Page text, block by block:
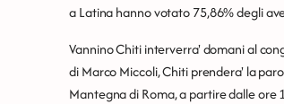
a Latina hanno votato 75,86% degli
Vannino Chiti interverra' domani al
di Marco Miccoli, Chiti prendera' la
Mantegna di Roma, a partire dalle ore